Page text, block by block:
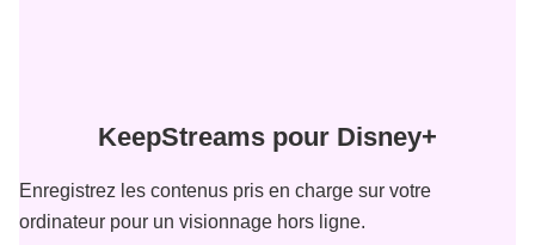
KeepStreams pour Disney+
Enregistrez les contenus pris en charge sur votre
ordinateur pour un visionnage hors ligne.